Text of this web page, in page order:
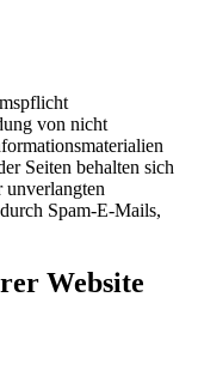
von nicht
Seiten behalten sich
unverlangten
Spam-E-Mails,
Website